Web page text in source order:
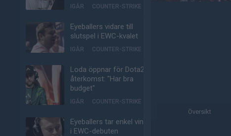
IGÅR COUNTER-STRIKE
Eyeballers vidare till
slutspel i EWC-kvalet
IGÅR COUNTER-STRIKE
Loda öppnar för Dota2-
återkomst: "Har bra
budget"
IGÅR COUNTER-STRIKE
Eyeballers tar enkel vinst
i EWC-debuten
Översikt